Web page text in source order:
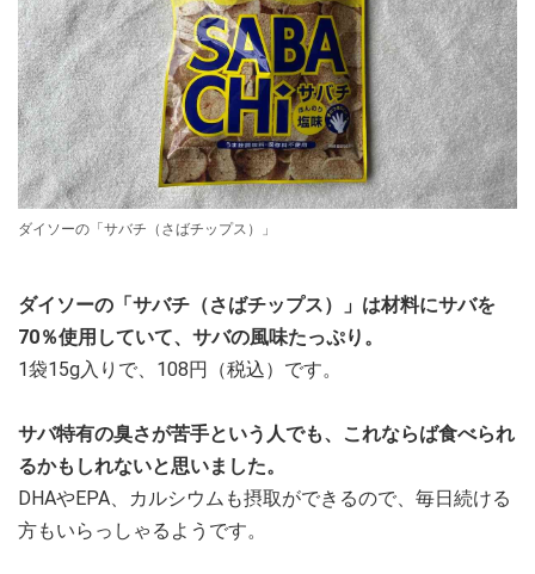
ダイソーの「サバチ（さばチップス）」
ダイソーの「サバチ（さばチップス）」は材料にサバを
70％使用していて、サバの風味たっぷり。
1袋15g入りで、108円（税込）です。
サバ特有の臭さが苦手という人でも、これならば食べられ
るかもしれないと思いました。
DHAやEPA、カルシウムも摂取ができるので、毎日続ける
方もいらっしゃるようです。